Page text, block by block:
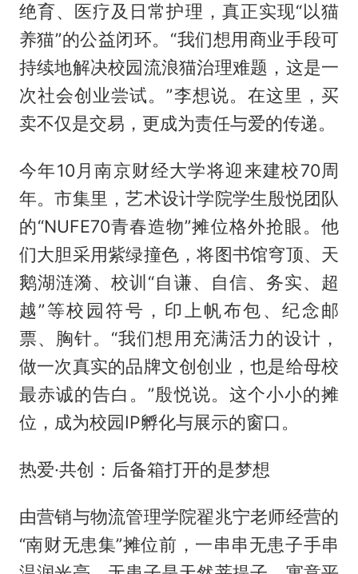
绝育、医疗及日常护理，真正实现“以猫
养猫”的公益闭环。“我们想用商业手段可
持续地解决校园流浪猫治理难题，这是一
次社会创业尝试。”李想说。在这里，买
卖不仅是交易，更成为责任与爱的传递。
今年10月南京财经大学将迎来建校70周
年。市集里，艺术设计学院学生殷悦团队
的“NUFE70青春造物”摊位格外抢眼。他
们大胆采用紫绿撞色，将图书馆穹顶、天
鹅湖涟漪、校训“自谦、自信、务实、超
越”等校园符号，印上帆布包、纪念邮
票、胸针。“我们想用充满活力的设计，
做一次真实的品牌文创创业，也是给母校
最赤诚的告白。”殷悦说。这个小小的摊
位，成为校园IP孵化与展示的窗口。
热爱·共创：后备箱打开的是梦想
由营销与物流管理学院翟兆宁老师经营的
“南财无患集”摊位前，一串串无患子手串